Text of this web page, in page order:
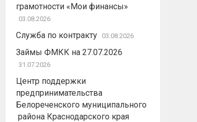
грамотности «Мои финансы»
03.08.2026
Служба по контракту 03.08.2026
Займы ФМКК на 27.07.2026
31.07.2026
Центр поддержки
предпринимательства
Белореченского муниципального
района Краснодарского края